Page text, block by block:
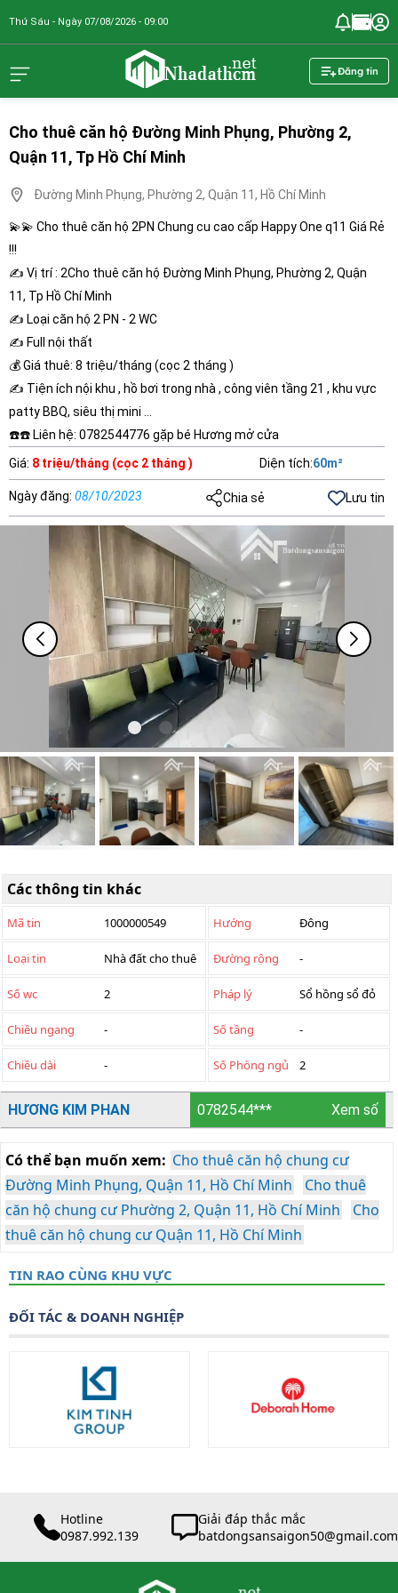
Thứ Sáu - Ngày 07/08/2026 - 09:00
Đăng tin
Cho thuê căn hộ Đường Minh Phụng, Phường 2,
Quận 11, Tp Hồ Chí Minh
Đường Minh Phụng, Phường 2, Quận 11, Hồ Chí Minh
💫💫 Cho thuê căn hộ 2PN Chung cu cao cấp Happy One q11 Giá Rẻ
!!!
✍ Vị trí : 2Cho thuê căn hộ Đường Minh Phụng, Phường 2, Quận
11, Tp Hồ Chí Minh
✍ Loại căn hộ 2 PN - 2 WC
✍ Full nội thất
💰 Giá thuê: 8 triệu/tháng (cọc 2 tháng )
✍ Tiện ích nội khu , hồ bơi trong nhà , công viên tầng 21 , khu vực
patty BBQ, siêu thị mini …
☎️☎️ Liên hệ: 0782544776 gặp bé Hương mở cửa
Giá: 8 triệu/tháng (cọc 2 tháng ) Diện tích:60m²
Ngày đăng: 08/10/2023 Chia sẻ Lưu tin
Các thông tin khác
Mã tin 1000000549 Hướng Đông
Loại tin Nhà đất cho thuê Đường rộng -
Số wc 2 Pháp lý Sổ hồng sổ đỏ
Chiều ngang - Số tầng -
Chiều dài - Số Phòng ngủ 2
HƯƠNG KIM PHAN 0782544*** Xem số
Có thể bạn muốn xem: Cho thuê căn hộ chung cư
Đường Minh Phụng, Quận 11, Hồ Chí Minh
Cho thuê
căn hộ chung cư Phường 2, Quận 11, Hồ Chí Minh
Cho
thuê căn hộ chung cư Quận 11, Hồ Chí Minh
TIN RAO CÙNG KHU VỰC
ĐỐI TÁC & DOANH NGHIỆP
Hotline
0987.992.139
Giải đáp thắc mắc
batdongsansaigon50@gmail.com